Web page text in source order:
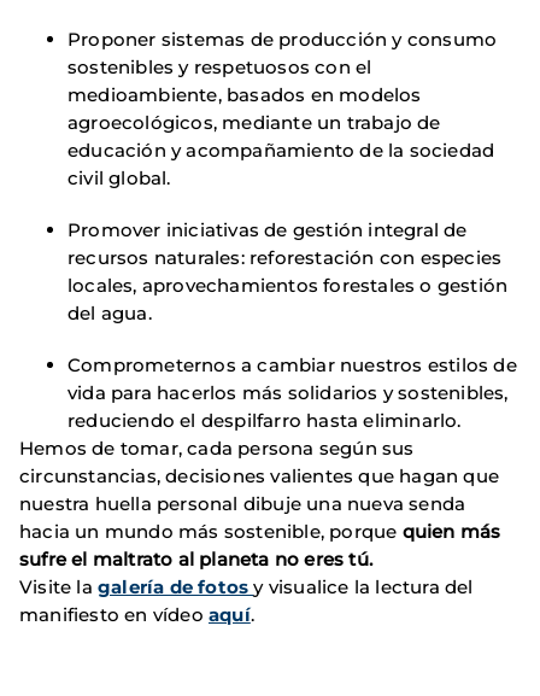
Proponer sistemas de producción y consumo
sostenibles y respetuosos con el
medioambiente, basados en modelos
agroecológicos, mediante un trabajo de
educación y acompañamiento de la sociedad
civil global.
Promover iniciativas de gestión integral de
recursos naturales: reforestación con especies
locales, aprovechamientos forestales o gestión
del agua.
Comprometernos a cambiar nuestros estilos de
vida para hacerlos más solidarios y sostenibles,
reduciendo el despilfarro hasta eliminarlo.
Hemos de tomar, cada persona según sus
circunstancias, decisiones valientes que hagan que
nuestra huella personal dibuje una nueva senda
hacia un mundo más sostenible, porque quien más
sufre el maltrato al planeta no eres tú.
Visite la galería de fotosy visualice la lectura del
manifiesto en vídeo aquí.